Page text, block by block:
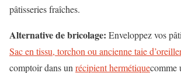
pâtisseries fraîches.
Alternative de bricolage: Enveloppez vos
Sac en tissu, torchon ou ancienne taie
comptoir dans un récipient hermétiquecomme